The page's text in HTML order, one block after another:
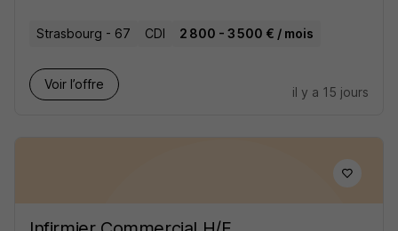
Strasbourg - 67 CDI 2 800 - 3 500 € / mois
Voir l’offre
il y a 15 jours